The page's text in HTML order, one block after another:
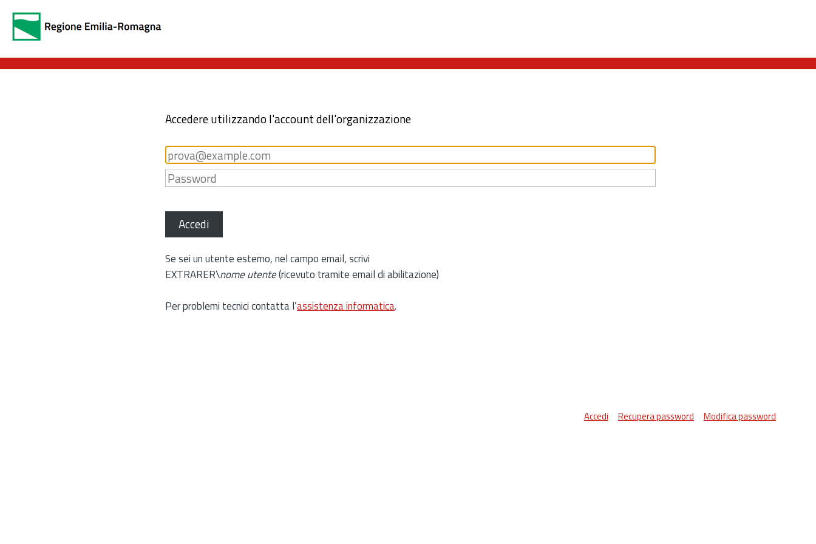
Accedere utilizzando l'account dell'organizzazione
Accedi
Se sei un utente esterno, nel campo email, scrivi
EXTRARER\nome utente(ricevuto tramite email di abilitazione)
Per problemi tecnici contatta l’assistenza informatica.
Accedi Recupera password Modifica password